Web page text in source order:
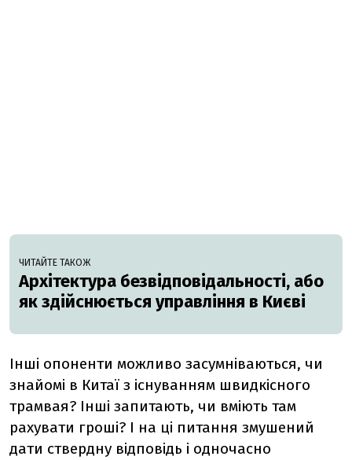
ЧИТАЙТЕ ТАКОЖ
Архітектура безвідповідальності, або
як здійснюється управління в Києві
Інші опоненти можливо засумніваються, чи
знайомі в Китаї з існуванням швидкісного
трамвая? Інші запитають, чи вміють там
рахувати гроші? І на ці питання змушений
дати ствердну відповідь і одночасно